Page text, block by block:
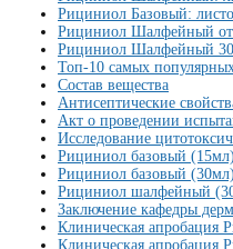
Рициниол Базовый:
Рициниол Шалфейный от
Рициниол Шалфейный 30
Топ-10 самых
Состав вещества
Антисептические
Акт о проведении
Исследование
Рициниол базовый
Рициниол базовый
Рициниол шалфейный
Заключение кафедры
Клиническая апробация
Клиническая апробация